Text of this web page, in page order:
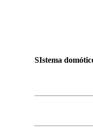
SIstema